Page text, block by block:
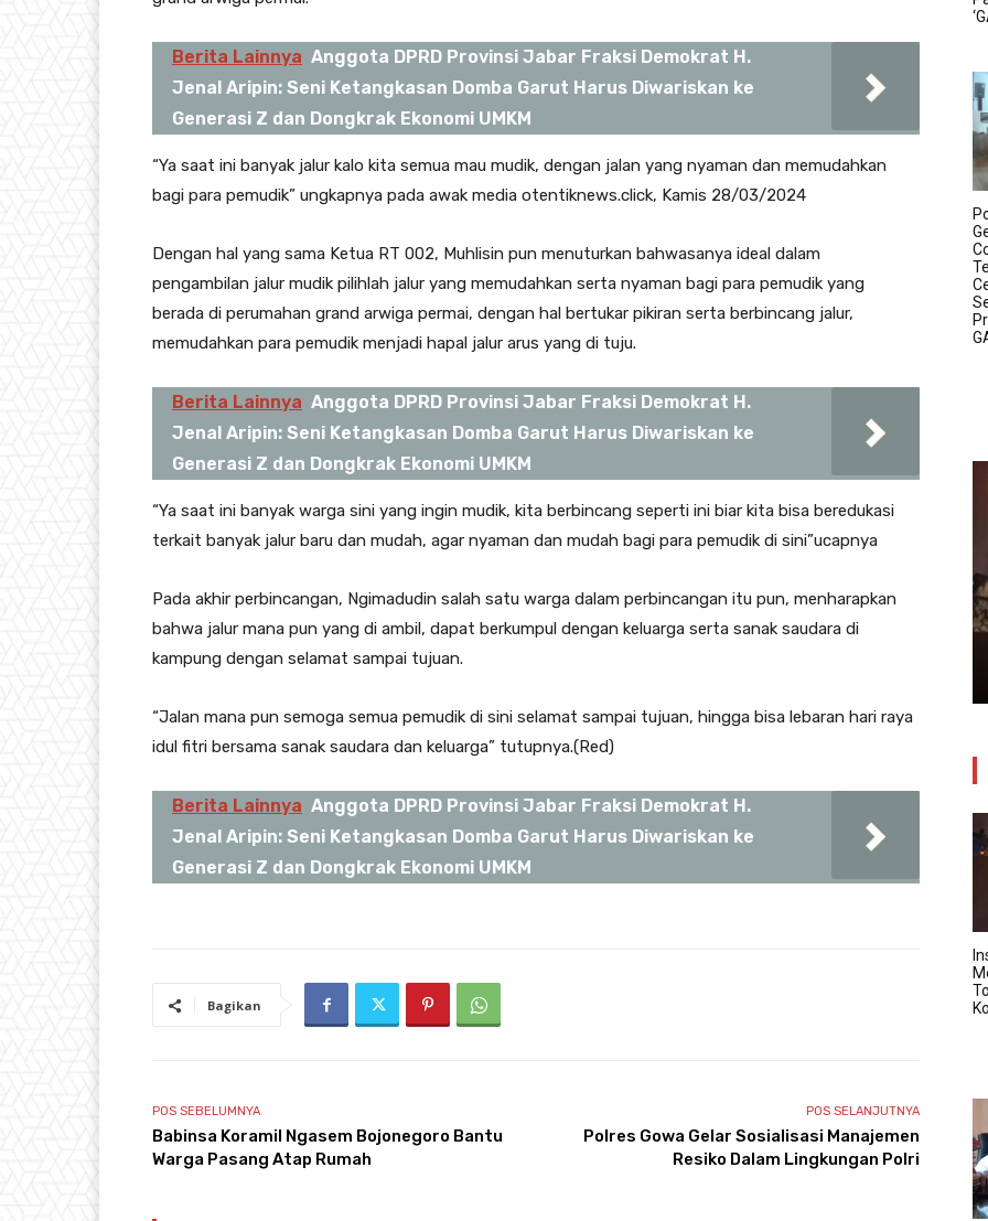
Berita Lainnya Anggota DPRD Provinsi Jabar Fraksi Demokrat H.
Jenal Aripin: Seni Ketangkasan Domba Garut Harus Diwariskan ke
Generasi Z dan Dongkrak Ekonomi UMKM
“Ya saat ini banyak jalur kalo kita semua mau mudik, dengan jalan yang nyaman dan memudahkan
bagi para pemudik” ungkapnya pada awak media otentiknews.click, Kamis 28/03/2024
Dengan hal yang sama Ketua RT 002, Muhlisin pun menuturkan bahwasanya ideal dalam
pengambilan jalur mudik pilihlah jalur yang memudahkan serta nyaman bagi para pemudik yang
berada di perumahan grand arwiga permai, dengan hal bertukar pikiran serta berbincang jalur,
memudahkan para pemudik menjadi hapal jalur arus yang di tuju.
Berita Lainnya Anggota DPRD Provinsi Jabar Fraksi Demokrat H.
Jenal Aripin: Seni Ketangkasan Domba Garut Harus Diwariskan ke
Generasi Z dan Dongkrak Ekonomi UMKM
“Ya saat ini banyak warga sini yang ingin mudik, kita berbincang seperti ini biar kita bisa beredukasi
terkait banyak jalur baru dan mudah, agar nyaman dan mudah bagi para pemudik di sini”ucapnya
Pada akhir perbincangan, Ngimadudin salah satu warga dalam perbincangan itu pun, menharapkan
bahwa jalur mana pun yang di ambil, dapat berkumpul dengan keluarga serta sanak saudara di
kampung dengan selamat sampai tujuan.
“Jalan mana pun semoga semua pemudik di sini selamat sampai tujuan, hingga bisa lebaran hari raya
idul fitri bersama sanak saudara dan keluarga” tutupnya.(Red)
Berita Lainnya Anggota DPRD Provinsi Jabar Fraksi Demokrat H.
Jenal Aripin: Seni Ketangkasan Domba Garut Harus Diwariskan ke
Generasi Z dan Dongkrak Ekonomi UMKM
Bagikan
POS SEBELUMNYA
Babinsa Koramil Ngasem Bojonegoro Bantu
Warga Pasang Atap Rumah
POS SELANJUTNYA
Polres Gowa Gelar Sosialisasi Manajemen
Resiko Dalam Lingkungan Polri
Insiden Kebakaran Melanda
Bangunan Toko Swalayan Tokma